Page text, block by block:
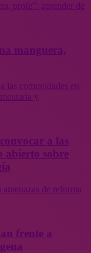
profe”: aprender de
manguera,
las comunidades en
y
a las
abierto sobre
de reforma
frente a